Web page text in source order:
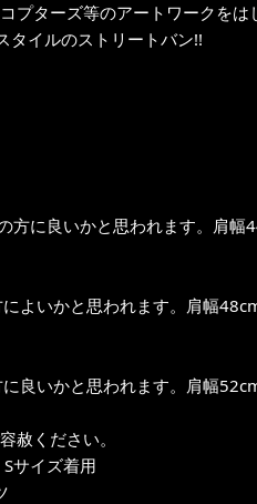
プターズ等のアートワークを
タイルのストリートバン!!
方に良いかと思われます。肩
よいかと思われます。肩幅
良いかと思われます。肩幅
赦ください。
サイズ着用